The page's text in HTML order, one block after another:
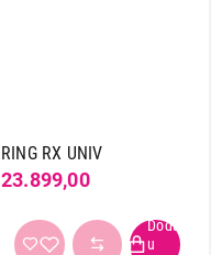
RING RX UNIV
23.899,00